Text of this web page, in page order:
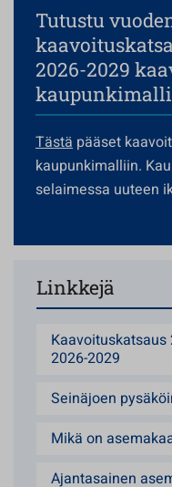
Tutustu
2026-2029
Tästä pääset
kaupunkimalliin.
selaimessa uuteen
Linkkejä
2026-2029
Seinäjoen
Mikä on
Ajantasainen